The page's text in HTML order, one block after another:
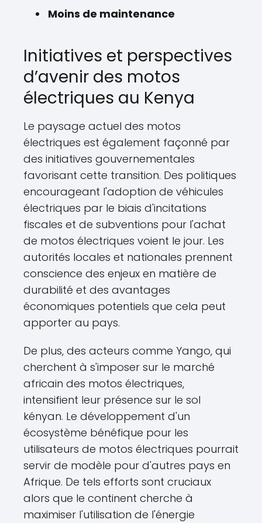
Moins de maintenance
Initiatives et perspectives
d’avenir des motos
électriques au Kenya
Le paysage actuel des motos
électriques est également façonné par
des initiatives gouvernementales
favorisant cette transition. Des politiques
encourageant l'adoption de véhicules
électriques par le biais d'incitations
fiscales et de subventions pour l'achat
de motos électriques voient le jour. Les
autorités locales et nationales prennent
conscience des enjeux en matière de
durabilité et des avantages
économiques potentiels que cela peut
apporter au pays.
De plus, des acteurs comme Yango, qui
cherchent à s'imposer sur le marché
africain des motos électriques,
intensifient leur présence sur le sol
kényan. Le développement d'un
écosystème bénéfique pour les
utilisateurs de motos électriques pourrait
servir de modèle pour d'autres pays en
Afrique. De tels efforts sont cruciaux
alors que le continent cherche à
maximiser l'utilisation de l'énergie